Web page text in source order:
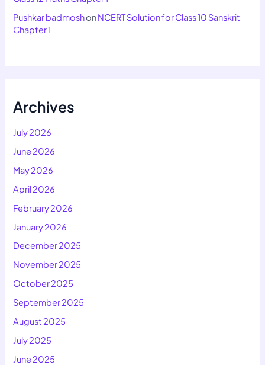
Pushkar badmoshonNCERT Solution for Class 10 Sanskrit
Chapter 1
Archives
July 2026
June 2026
May 2026
April 2026
February 2026
January 2026
December 2025
November 2025
October 2025
September 2025
August 2025
July 2025
June 2025